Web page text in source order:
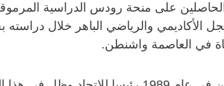
نجما في كرة السلة، وأحد الحاصلين على منحة رودس
الأكاديمي والرياضي الباهر خلال
في العاصمة واشنطن.